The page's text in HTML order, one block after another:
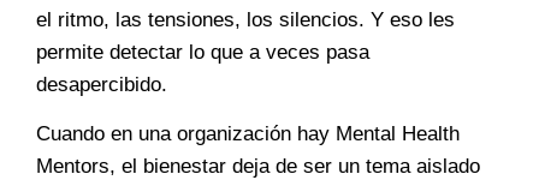
el ritmo, las tensiones, los silencios. Y eso les
permite detectar lo que a veces pasa
desapercibido.
Cuando en una organización hay Mental Health
Mentors, el bienestar deja de ser un tema aislado